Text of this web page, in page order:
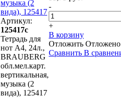
музыка (2
вида), 125417
Артикул:
125417с
Тетрадь для
нот А4, 24л.,
BRAUBERG
обл.мел.карт.
вертикальная,
музыка (2
вида), 125417
-
+
В корзину
Отложить Отложено
Сравнить В